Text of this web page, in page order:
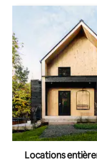
Locations